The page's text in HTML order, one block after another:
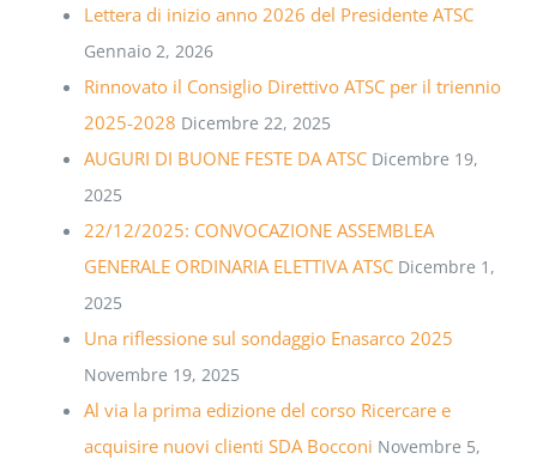
Lettera di inizio anno 2026 del Presidente ATSC
Gennaio 2, 2026
Rinnovato il Consiglio Direttivo ATSC per il triennio
2025-2028 Dicembre 22, 2025
AUGURI DI BUONE FESTE DA ATSC Dicembre 19,
2025
22/12/2025: CONVOCAZIONE ASSEMBLEA
GENERALE ORDINARIA ELETTIVA ATSC Dicembre 1,
2025
Una riflessione sul sondaggio Enasarco 2025
Novembre 19, 2025
Al via la prima edizione del corso Ricercare e
acquisire nuovi clienti SDA Bocconi Novembre 5,